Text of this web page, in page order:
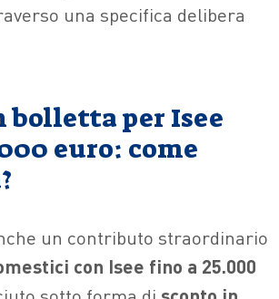
una specifica delibera
bolletta per Isee
euro: come
un contributo straordinario
con Isee fino a 25.000